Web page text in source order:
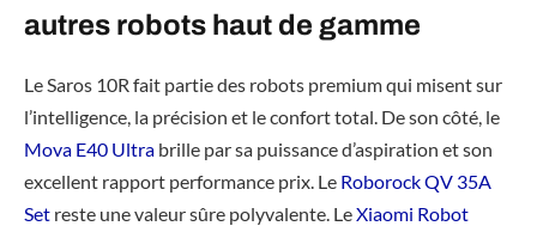
autres robots haut de gamme
Le Saros 10R fait partie des robots premium qui misent sur
l’intelligence, la précision et le confort total. De son côté, le
Mova E40 Ultra brille par sa puissance d’aspiration et son
excellent rapport performance prix. Le Roborock QV 35A
Set reste une valeur sûre polyvalente. LeXiaomi Robot